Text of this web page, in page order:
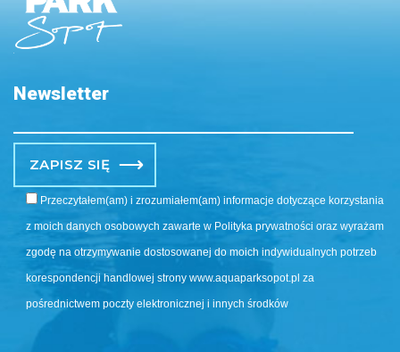
Newsletter
Przeczytałem(am) i zrozumiałem(am) informacje dotyczące korzystania
z moich danych osobowych zawarte w Polityka prywatności oraz wyrażam
zgodę na otrzymywanie dostosowanej do moich indywidualnych potrzeb
korespondencji handlowej strony www.aquaparksopot.pl za
pośrednictwem poczty elektronicznej i innych środków